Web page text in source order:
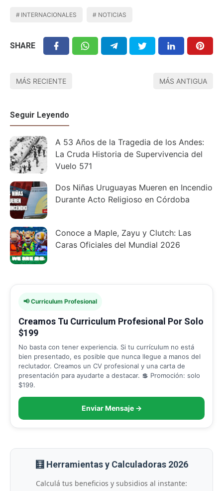
INTERNACIONALES NOTICIAS
SHARE
MÁS RECIENTE MÁS ANTIGUA
Seguir Leyendo
A 53 Años de la Tragedia de los Andes:
La Cruda Historia de Supervivencia del
Vuelo 571
Dos Niñas Uruguayas Mueren en Incendio
Durante Acto Religioso en Córdoba
Conoce a Maple, Zayu y Clutch: Las
Caras Oficiales del Mundial 2026
📢 Curriculum Profesional
Creamos Tu Curriculum Profesional Por Solo
$199
No basta con tener experiencia. Si tu currículum no está
bien presentado, es posible que nunca llegue a manos del
reclutador. Creamos un CV profesional y una carta de
presentación para ayudarte a destacar. 💲 Promoción: solo
$199.
Enviar Mensaje →
🧮 Herramientas y Calculadoras 2026
Calculá tus beneficios y subsidios al instante: